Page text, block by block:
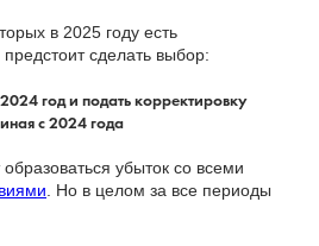
в 2025 году есть
сделать выбор:
год и подать корректировку
с 2024 года
убыток со всеми
. Но в целом за все периоды